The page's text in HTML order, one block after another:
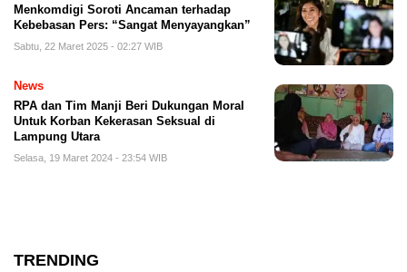
Menkomdigi Soroti Ancaman terhadap
Kebebasan Pers: “Sangat Menyayangkan”
Sabtu, 22 Maret 2025 - 02:27 WIB
News
RPA dan Tim Manji Beri Dukungan Moral
Untuk Korban Kekerasan Seksual di
Lampung Utara
Selasa, 19 Maret 2024 - 23:54 WIB
TRENDING